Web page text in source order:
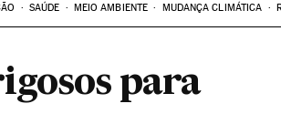
SAÚDE MEIO AMBIENTE MUDANÇA CLIMÁTICA
para